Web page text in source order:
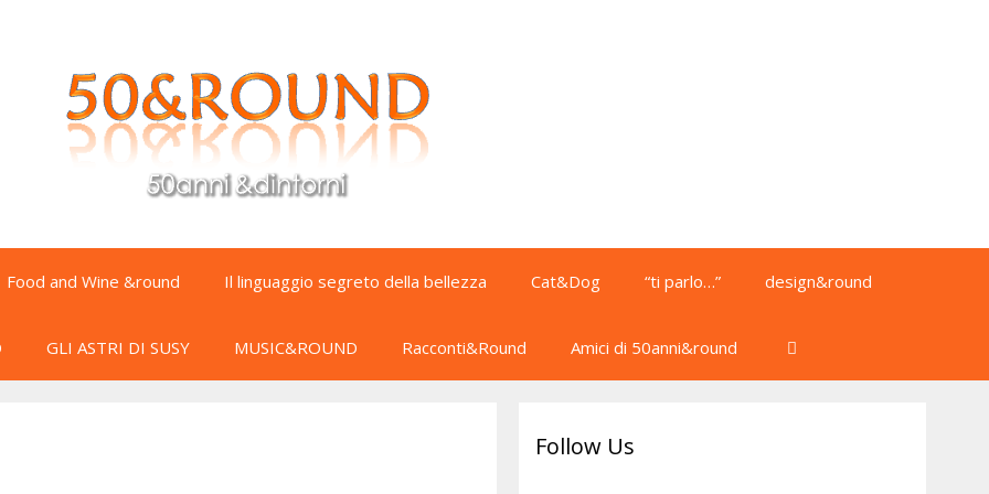
Food and Wine &round Il linguaggio segreto della bellezza Cat&Dog “ti parlo…” design&round
GLI ASTRI DI SUSY MUSIC&ROUND Racconti&Round Amici di 50anni&round
Follow Us